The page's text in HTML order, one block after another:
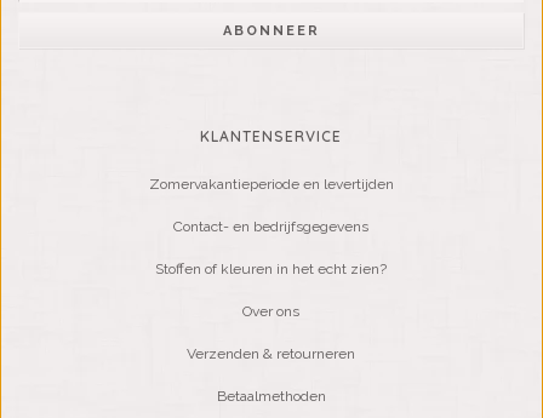
ABONNEER
KLANTENSERVICE
Zomervakantieperiode en levertijden
Contact- en bedrijfsgegevens
Stoffen of kleuren in het echt zien?
Over ons
Verzenden & retourneren
Betaalmethoden